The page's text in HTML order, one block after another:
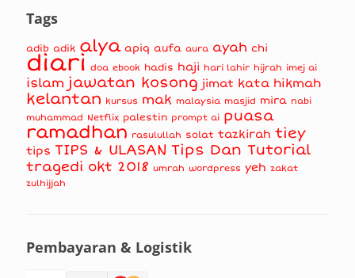
Tags
adib adik alya apiq aufa aura ayah chi
diari doa ebook hadis haji hari lahir hijrah imej ai
islam jawatan kosong jimat kata hikmah
kelantan kursus mak malaysia masjid mira nabi
muhammad Netflix palestin prompt ai puasa
ramadhan rasulullah solat tazkirah tiey
tips TIPS & ULASAN Tips Dan Tutorial
tragedi okt 2018 umrah wordpress yeh zakat
zulhijjah
Pembayaran & Logistik